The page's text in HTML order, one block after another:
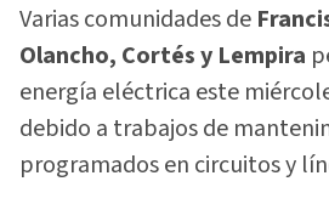
Varias comunidades de
Olancho, Cortés y Lempira
energía eléctrica este
debido a trabajos de
programados en circuitos y